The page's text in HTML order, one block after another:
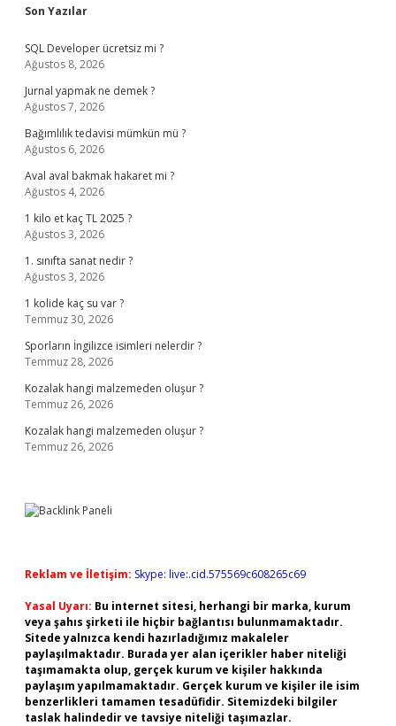
Sidebar
Son Yazılar
SQL Developer ücretsiz mi ?
Ağustos 8, 2026
Jurnal yapmak ne demek ?
Ağustos 7, 2026
Bağımlılık tedavisi mümkün mü ?
Ağustos 6, 2026
Aval aval bakmak hakaret mi ?
Ağustos 4, 2026
1 kilo et kaç TL 2025 ?
Ağustos 3, 2026
1. sınıfta sanat nedir ?
Ağustos 3, 2026
1 kolide kaç su var ?
Temmuz 30, 2026
Sporların İngilizce isimleri nelerdir ?
Temmuz 28, 2026
Kozalak hangi malzemeden oluşur ?
Temmuz 26, 2026
Kozalak hangi malzemeden oluşur ?
Temmuz 26, 2026
Reklam ve İletişim: Skype: live:.cid.575569c608265c69
Yasal Uyarı: Bu internet sitesi, herhangi bir marka, kurum
veya şahıs şirketi ile hiçbir bağlantısı bulunmamaktadır.
Sitede yalnızca kendi hazırladığımız makaleler
paylaşılmaktadır. Burada yer alan içerikler haber niteliği
taşımamakta olup, gerçek kurum ve kişiler hakkında
paylaşım yapılmamaktadır. Gerçek kurum ve kişiler ile isim
benzerlikleri tamamen tesadüfidir. Sitemizdeki bilgiler
taslak halindedir ve tavsiye niteliği taşımazlar.